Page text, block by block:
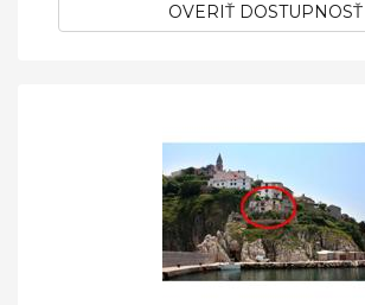
OVERIŤ DOSTUPNOSŤ